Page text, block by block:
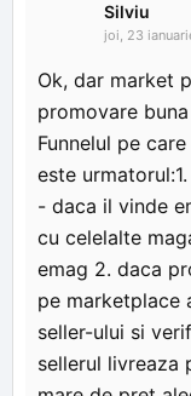
Silviu
joi, 23
Ok, dar market
promovare
Funnelul pe
este
- daca il vinde
cu celelalte
emag 2. daca
pe marketplace
seller-ului si
sellerul livreaza